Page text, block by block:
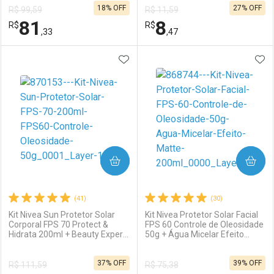
Comprar sem Desconto
Por R$ 24,90/cada
Comprar sem Desconto
Por R$ 24,90/cada
Comprar sem Desconto
Por R$ 16,90/cada
Comprar sem Desconto
Por R$ 16,90/cada
R$ 99,59
R$81 ,33
18% OFF
Laboratório
Por Menos
Comprar sem Desconto
R$ 11,59
R$8,47
27% OFF
Laboratório
Por Menos
Comprar sem Desconto
(41)
Kit Nivea Sun Protetor Solar
Corporal FPS 70 Protect &
Hidrata 200ml + Beauty Expert
R$ 111,59
37% OFF
ADICIONAR AOS FAVORITOS
COMPRAR
(30)
Kit Nivea Protetor Solar Facial
FPS 60 Controle de Oleosidade
50g + Água Micelar Efeito
R$ 75,38
39% OFF
COMPRAR